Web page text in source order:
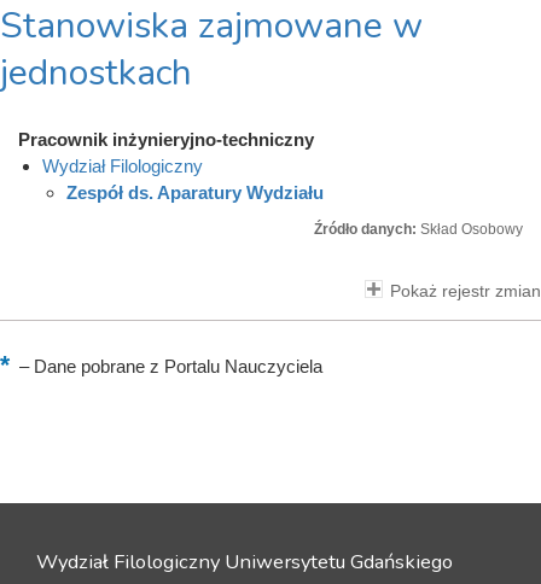
Stanowiska zajmowane w
jednostkach
Pracownik inżynieryjno-techniczny
Wydział Filologiczny
Zespół ds. Aparatury Wydziału
Źródło danych: Skład Osobowy
Pokaż rejestr zmian
–Dane pobrane z Portalu Nauczyciela
Wydział Filologiczny Uniwersytetu Gdańskiego